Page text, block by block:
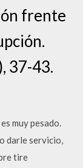
frente
37-43.
muy pesado.
darle servicio,
tire